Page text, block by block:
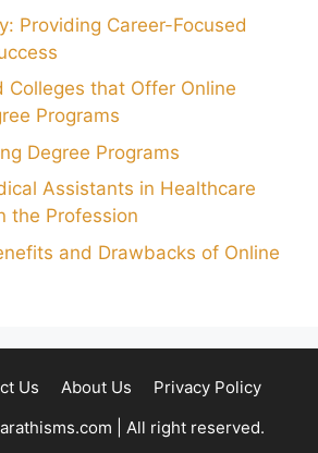
Providing Career-Focused
Colleges that Offer Online
Programs
Degree Programs
Assistants in Healthcare
the Profession
and Drawbacks of Online
Us About Us
Privacy Policy
| All right reserved.